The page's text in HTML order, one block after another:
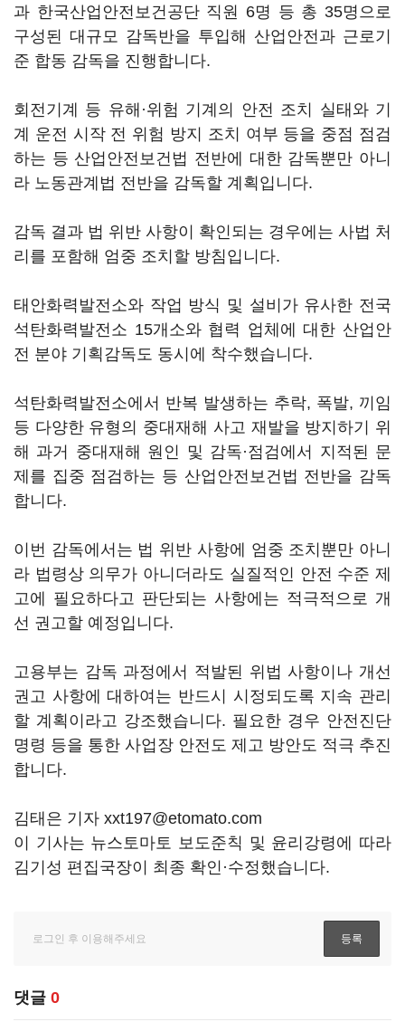
과 한국산업안전보건공단 직원 6명 등 총 35명으로
구성된 대규모 감독반을 투입해 산업안전과 근로기
준 합동 감독을 진행합니다.
회전기계 등 유해·위험 기계의 안전 조치 실태와 기
계 운전 시작 전 위험 방지 조치 여부 등을 중점 점검
하는 등 산업안전보건법 전반에 대한 감독뿐만 아니
라 노동관계법 전반을 감독할 계획입니다.
감독 결과 법 위반 사항이 확인되는 경우에는 사법 처
리를 포함해 엄중 조치할 방침입니다.
태안화력발전소와 작업 방식 및 설비가 유사한 전국
석탄화력발전소 15개소와 협력 업체에 대한 산업안
전 분야 기획감독도 동시에 착수했습니다.
석탄화력발전소에서 반복 발생하는 추락, 폭발, 끼임
등 다양한 유형의 중대재해 사고 재발을 방지하기 위
해 과거 중대재해 원인 및 감독·점검에서 지적된 문
제를 집중 점검하는 등 산업안전보건법 전반을 감독
합니다.
이번 감독에서는 법 위반 사항에 엄중 조치뿐만 아니
라 법령상 의무가 아니더라도 실질적인 안전 수준 제
고에 필요하다고 판단되는 사항에는 적극적으로 개
선 권고할 예정입니다.
고용부는 감독 과정에서 적발된 위법 사항이나 개선
권고 사항에 대하여는 반드시 시정되도록 지속 관리
할 계획이라고 강조했습니다. 필요한 경우 안전진단
명령 등을 통한 사업장 안전도 제고 방안도 적극 추진
합니다.
김태은 기자 xxt197@etomato.com
이 기사는 뉴스토마토 보도준칙 및 윤리강령에 따라
김기성 편집국장이 최종 확인·수정했습니다.
댓글 0